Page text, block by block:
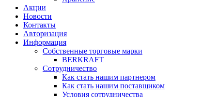
Акции
Новости
Контакты
Авторизация
Информация
Собственные торговые марки
BERKRAFT
Сотрудничество
Как стать нашим партнером
Как стать нашим поставщиком
Условия сотрудничества